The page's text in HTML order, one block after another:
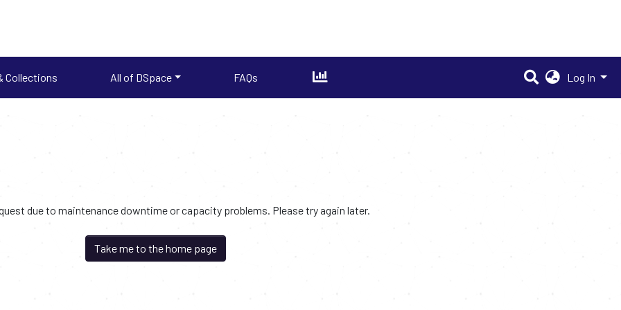
Collections All of DSpace FAQs Log In
due to maintenance downtime or capacity problems. Please try again later.
Take me to the home page